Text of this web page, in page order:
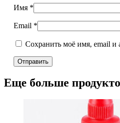
Имя *
Email *
Сохранить моё имя, email и
Еще больше